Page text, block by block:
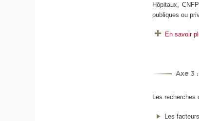
Hôpitaux,
publiques ou
En savoir
Axe 3
Les recherches
Les